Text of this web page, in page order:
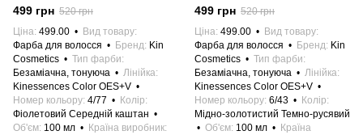
каштан 100 мл Іспанія
499 грн 520 грн
Ціна 499.00
Вид товару
Фарба для волосся
Бренд Kin
Cosmetics
Тип фарби
Безаміачна, тонуюча
Лінійка
Kinessences Color OES+V
Номер кольору 4/77
Колір
Фіолетовий Середній каштан
Об'єм 100 мл
Країна виробник
Темно-русявий 100 мл Іспанія
499 грн 520 грн
Ціна 499.00
Вид товару
Фарба для волосся
Бренд Kin
Cosmetics
Тип фарби
Безаміачна, тонуюча
Лінійка
Kinessences Color OES+V
Номер кольору 6/43
Колір
Мідно-золотистий Темно-русявий
Об'єм 100 мл
Країна